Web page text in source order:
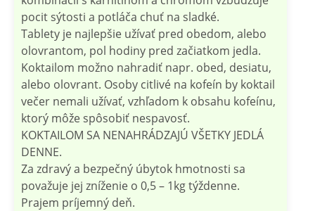
pocit sýtosti a potláča chuť na sladké.
Tablety je najlepšie užívať pred obedom, alebo
olovrantom, pol hodiny pred začiatkom jedla.
Koktailom možno nahradiť napr. obed, desiatu,
alebo olovrant. Osoby citlivé na kofeín by koktail
večer nemali užívať, vzhľadom k obsahu kofeínu,
ktorý môže spôsobiť nespavosť.
KOKTAILOM SA NENAHRÁDZAJÚ VŠETKY JEDLÁ
DENNE.
Za zdravý a bezpečný úbytok hmotnosti sa
považuje jej zníženie o 0,5 – 1kg týždenne.
Prajem príjemný deň.